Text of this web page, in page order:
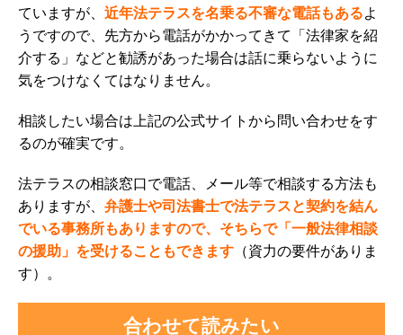
ていますが、 近年法テラスを名乗る不審な電話もあるよ
うですので、先方から電話がかかってきて「法律家を紹
介する」などと勧誘があった場合は話に乗らないように
気をつけなくてはなりません。
相談したい場合は上記の公式サイトから問い合わせをす
るのが確実です。
法テラスの相談窓口で電話、メール等で相談する方法も
ありますが、 弁護士や司法書士で法テラスと契約を結ん
でいる事務所もありますので、そちらで「一般法律相談
の援助」を受けることもできます （資力の要件がありま
す）。
合わせて読みたい